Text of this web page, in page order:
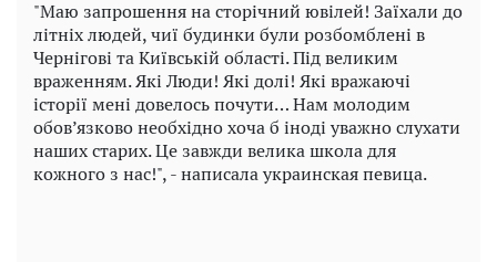
"Маю запрошення на сторічний ювілей! Заїхали до
літніх людей, чиї будинки були розбомблені в
Чернігові та Київській області. Під великим
враженням. Які Люди! Які долі! Які вражаючі
історії мені довелось почути… Нам молодим
обов’язково необхідно хоча б іноді уважно слухати
наших старих. Це завжди велика школа для
кожного з нас!", - написала украинская певица.